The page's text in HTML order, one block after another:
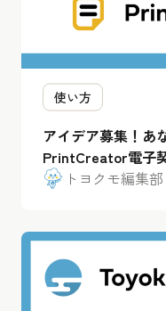
使い方
アイデア募集！あ
PrintCreator電子
画！トヨクモ編集部